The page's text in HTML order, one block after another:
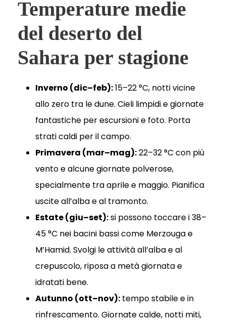
Temperature medie
del deserto del
Sahara per stagione
Inverno (dic–feb):15–22 °C, notti vicine
allo zero tra le dune. Cieli limpidi e giornate
fantastiche per escursioni e foto. Porta
strati caldi per il campo.
Primavera (mar–mag):22–32 °C con più
vento e alcune giornate polverose,
specialmente tra aprile e maggio. Pianifica
uscite all’alba e al tramonto.
Estate (giu–set):si possono toccare i 38–
45 °C nei bacini bassi come Merzouga e
M’Hamid. Svolgi le attività all’alba e al
crepuscolo, riposa a metà giornata e
idratati bene.
Autunno (ott–nov): tempo stabile e in
rinfrescamento. Giornate calde, notti miti,